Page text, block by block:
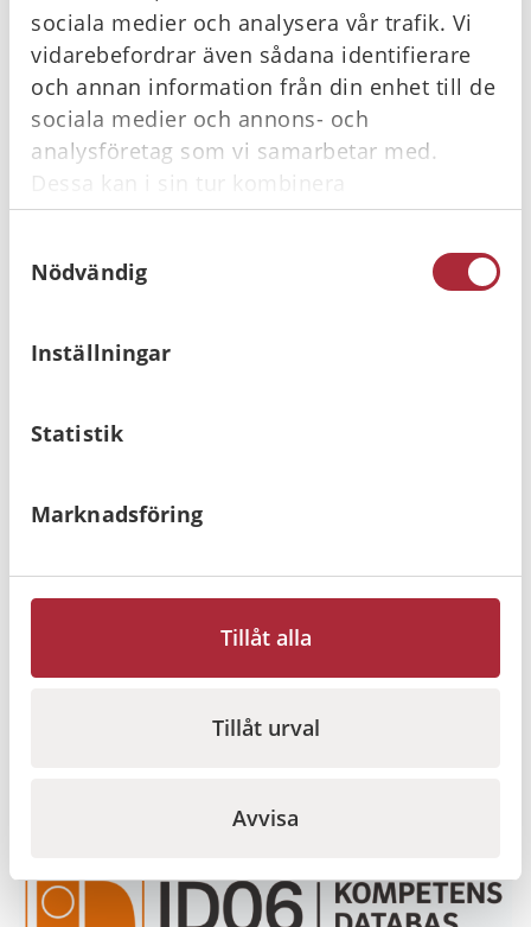
sociala medier och analysera vår trafik. Vi
vidarebefordrar även sådana identifierare
och annan information från din enhet till de
sociala medier och annons- och
analysföretag som vi samarbetar med.
Dessa kan i sin tur kombinera
informationen med annan information som
samlat in när du har använt deras tjänster.
Nödvändig
Inställningar
Statistik
Marknadsföring
Tillåt alla
Tillåt urval
Avvisa
Registrering i ID06 kompetensdatabas
genomförd utbildning? Kontakta oss så hjälper vi dig!